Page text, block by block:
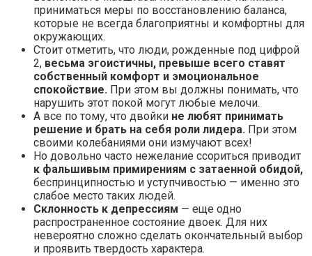
приниматься меры по восстановлению баланса,
которые не всегда благоприятны и комфортны для
окружающих.
Стоит отметить, что люди, рожденные под цифрой
2, весьма эгоистичны, превыше всего ставят
собственный комфорт и эмоциональное
спокойствие. При этом вы должны понимать, что
нарушить этот покой могут любые мелочи.
А все по тому, что двойки не любят принимать
решение и брать на себя роли лидера. При этом
своими колебаниями они измучают всех!
Но довольно часто нежелание ссориться приводит
к фальшивым примирениям с затаенной обидой,
беспринципностью и уступчивостью — именно это
слабое место таких людей.
Склонность к депрессиям — еще одно
распространенное состояние двоек. Для них
невероятно сложно сделать окончательный выбор
и проявить твердость характера.